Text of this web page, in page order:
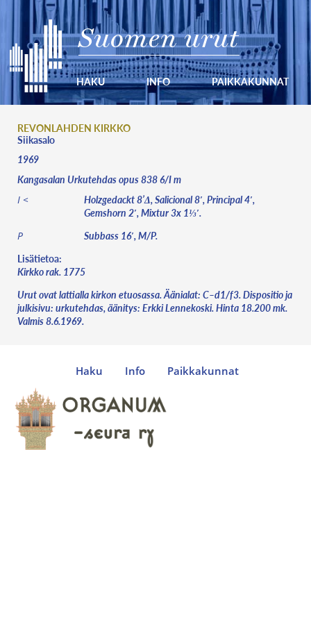
Suomen urut
HAKU INFO PAIKKAKUNNAT
REVONLAHDEN KIRKKO
Siikasalo
1969
Kangasalan Urkutehdas opus 838 6/I m
I <
Holzgedackt 8’Δ, Salicional 8′, Principal 4′,
Gemshorn 2′, Mixtur 3x 1⅓′.
P
Subbass 16′, M/P.
Lisätietoa:
Kirkko rak. 1775
Urut ovat lattialla kirkon etuosassa. Äänialat: C–d1/f3. Dispositio ja
julkisivu: urkutehdas, äänitys: Erkki Lennekoski. Hinta 18.200 mk.
Valmis 8.6.1969.
Haku Info Paikkakunnat